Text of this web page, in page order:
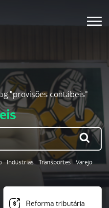
"provisões contábeis"
Indústrias Transportes Varejo
Reforma tributária